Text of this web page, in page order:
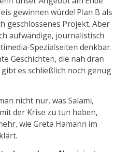
gewinnen würde! Plan B als
geschlossenes Projekt. Aber
aufwändige, journalistisch
Spezialseiten denkbar.
Geschichten, die nah dran
es schließlich noch genug
nicht nur, was Salami,
der Krise zu tun haben,
wie Greta Hamann im